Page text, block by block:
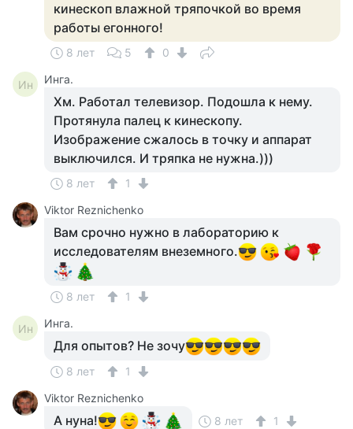
кинескоп влажной тряпочкой во время
работы егонного!
8 лет 5 0
Ин Инга.
Хм. Работал телевизор. Подошла к нему.
Протянула палец к кинескопу.
Изображение сжалось в точку и аппарат
выключился. И тряпка не нужна.)))
8 лет
1
Viktor Reznichenko
Вам срочно нужно в лабораторию к
исследователям внеземного.
8 лет 1
Ин Инга.
Для опытов? Не зочу
8 лет
1
Viktor Reznichenko
А нуна! 8 лет 1